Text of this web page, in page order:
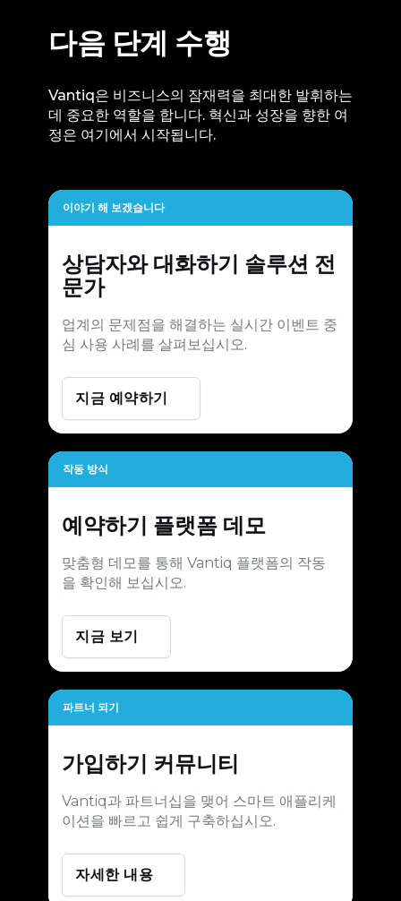
다음 단계 수행
Vantiq은 비즈니스의 잠재력을 최대한 발휘하는
데 중요한 역할을 합니다. 혁신과 성장을 향한 여
정은 여기에서 시작됩니다.
이야기 해 보겠습니다
상담자와 대화하기 솔루션 전
문가
업계의 문제점을 해결하는 실시간 이벤트 중
심 사용 사례를 살펴보십시오.
지금 예약하기
작동 방식
예약하기 플랫폼 데모
맞춤형 데모를 통해 Vantiq 플랫폼의 작동
을 확인해 보십시오.
지금 보기
파트너 되기
가입하기 커뮤니티
Vantiq과 파트너십을 맺어 스마트 애플리케
이션을 빠르고 쉽게 구축하십시오.
자세한 내용